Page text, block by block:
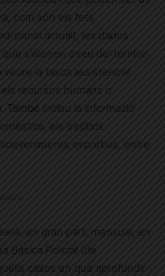
com són els fets
penal actual), les dades
s’atenen arreu del territori
la tasca assistencial
recursos humans o
També inclou la informació
els trasllats
esportius, entre
en gran part, mensual, en
Bàsica Policial (de
casos en què aprofundir